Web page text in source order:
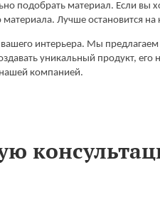
подобрать материал. Если вы
Лучше остановится
интерьера. Мы
уникальный продукт,
нашей компанией.